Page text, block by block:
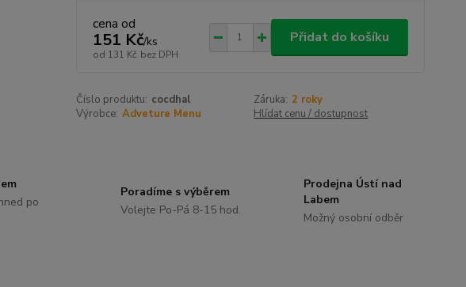
cena od
151 Kč/ks
od 131 Kč bez DPH
Přidat do košíku
Číslo produktu: cocdhal Záruka: 2 roky
Výrobce: Adveture Menu Hlídat cenu / dostupnost
po
Poradíme s výběrem
Volejte Po-Pá 8-15 hod.
Prodejna Ústí nad
Labem
Možný osobní odběr